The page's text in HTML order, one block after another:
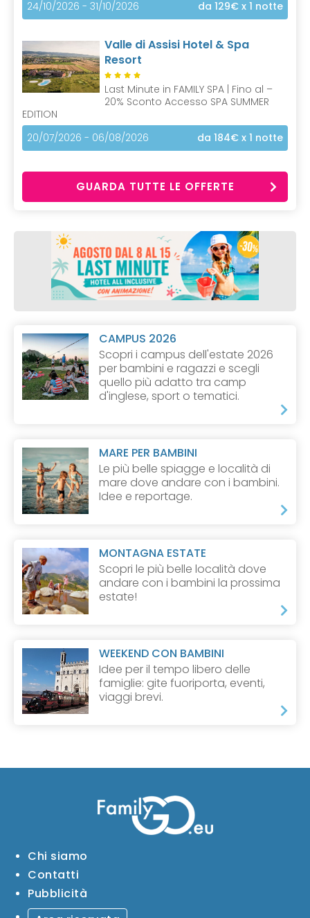
24/10/2026 - 31/10/2026 da 129€ x 1 notte
Valle di Assisi Hotel & Spa
Resort
Last Minute in FAMILY SPA | Fino al –
20% Sconto Accesso SPA SUMMER
EDITION
20/07/2026 - 06/08/2026
da 184€ x 1 notte
GUARDA TUTTE LE OFFERTE
CAMPUS 2026
Scopri i campus dell'estate 2026
per bambini e ragazzi e scegli
quello più adatto tra camp
d'inglese, sport o tematici.
MARE PER BAMBINI
Le più belle spiagge e località di
mare dove andare con i bambini.
Idee e reportage.
MONTAGNA ESTATE
Scopri le più belle località dove
andare con i bambini la prossima
estate!
WEEKEND CON BAMBINI
Idee per il tempo libero delle
famiglie: gite fuoriporta, eventi,
viaggi brevi.
Chi siamo
Contatti
Pubblicità